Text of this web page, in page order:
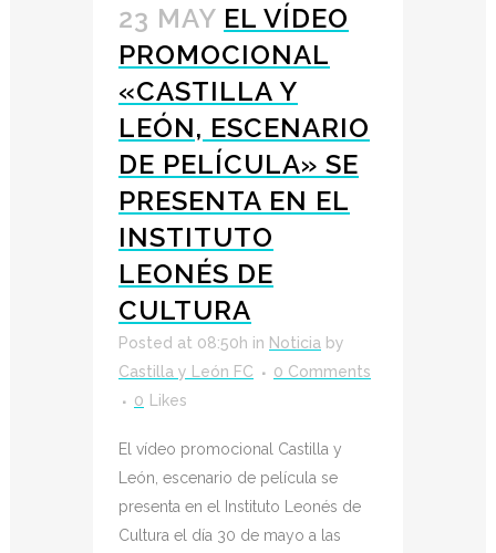
23 MAY EL VÍDEO
PROMOCIONAL
«CASTILLA Y
LEÓN, ESCENARIO
DE PELÍCULA» SE
PRESENTA EN EL
INSTITUTO
LEONÉS DE
CULTURA
Posted at 08:50h in Noticia by
Castilla y León FC
0 Comments
0
Likes
El vídeo promocional Castilla y
León, escenario de película se
presenta en el Instituto Leonés de
Cultura el día 30 de mayo a las